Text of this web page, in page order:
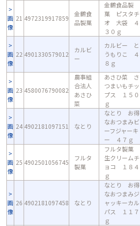
画
像
21 4972319917859
金鶴食
品製菓
金鶴食品製
菓 ピスタチ
オ 大袋 ４
３０ｇ
画
像
22 4901330579012
カルビ
ー
カルビー と
うもりこ ４
８ｇ
画
像
23 4580076790082
農事組
合法人
あさひ
菜
あさひ菜 さ
つまいもチッ
プス １５０
ｇ
画
像
24 4902181097151 なとり
なとり お得
なおつまみビ
ーフジャーキ
ー ４７ｇ
画
像
25 4902501056745
フルタ
製菓
フルタ製菓
生クリームチ
ョコ １８４
ｇ
画
像
26 4902181097458 なとり
なとり お得
なおつまみジ
ャッキーカル
パス １１７
ｇ